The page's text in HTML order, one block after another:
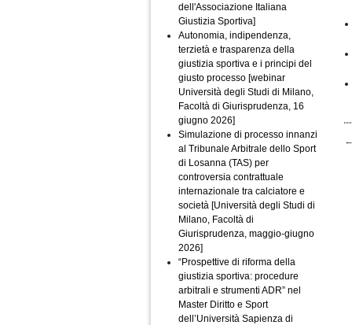
dell'Associazione Italiana
Giustizia Sportiva]
Autonomia, indipendenza,
terzietà e trasparenza della
giustizia sportiva e i principi del
giusto processo [webinar
Università degli Studi di Milano,
Facoltà di Giurisprudenza, 16
giugno 2026]
Simulazione di processo innanzi
al Tribunale Arbitrale dello Sport
di Losanna (TAS) per
controversia contrattuale
internazionale tra calciatore e
società [Università degli Studi di
Milano, Facoltà di
Giurisprudenza, maggio-giugno
2026]
“Prospettive di riforma della
giustizia sportiva: procedure
arbitrali e strumenti ADR” nel
Master Diritto e Sport
dell’Università Sapienza di